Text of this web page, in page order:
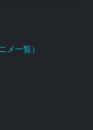
メ一覧）